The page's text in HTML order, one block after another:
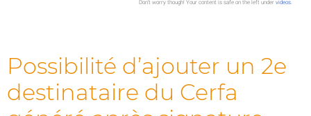
Possibilité d’ajouter un 2e
destinataire du Cerfa